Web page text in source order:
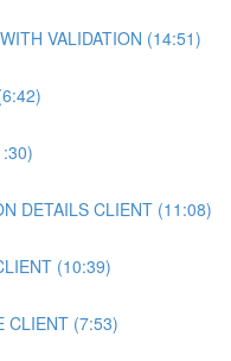
VALIDATION (14:51)
DETAILS CLIENT (11:08)
(10:39)
CLIENT (7:53)